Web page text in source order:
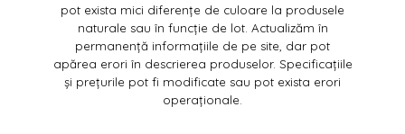
pot exista mici diferențe de culoare la produsele
naturale sau în funcție de lot. Actualizăm în
permanență informațiile de pe site, dar pot
apărea erori în descrierea produselor. Specificațiile
și prețurile pot fi modificate sau pot exista erori
operaționale.